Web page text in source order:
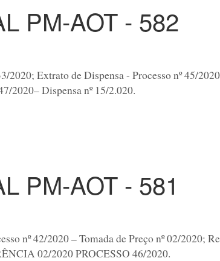
PM-AOT - 582
2020; Extrato de Dispensa - Processo nº 45/
2020– Dispensa nº 15/2.020.
PM-AOT - 581
nº 42/2020 – Tomada de Preço nº 02/2020;
02/2020 PROCESSO 46/2020.